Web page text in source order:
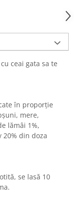
ceai gata sa te
în proporție
mere,
lămâi 1%,
din doza
se lasă 10